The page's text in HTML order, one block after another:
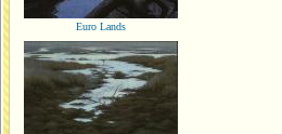
Euro Lands